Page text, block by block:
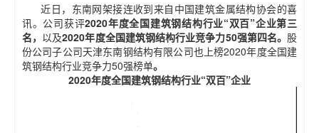
近日，东南网架接连收到来自中国建筑金属结构协会的喜
讯。公司获评2020年度全国建筑钢结构行业“双百”企业第三
名， 以及2020年度全国建筑钢结构行业竞争力50强第四名。 股
份公司子公司天津东南钢结构有限公司也上榜2020年度全国建
筑钢结构行业竞争力50强榜单。
2020年度全国建筑钢结构行业“双百”企业